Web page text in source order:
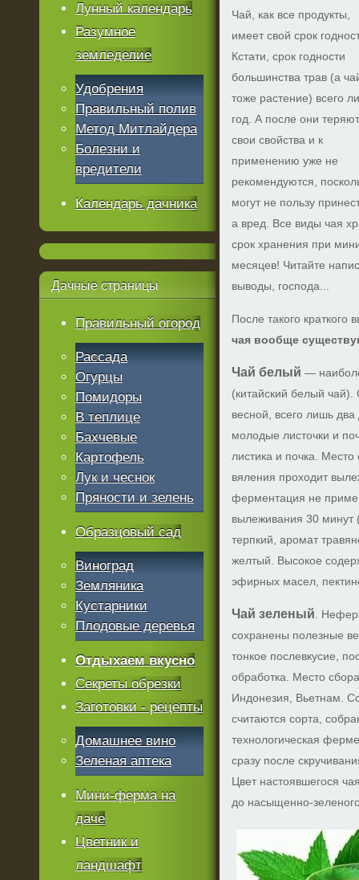
Чай, как все продукты,
имеет свой срок
Кстати, срок годности
большинства трав (а
тоже растение) всего
год. А после они теряют
свои свойства и к
применению уже не
рекомендуются,
могут не пользу
а вред. Все виды чая
срок хранения при
месяцев! Читайте
выводы, господа...
После такого
чая вообще
Чай белый —
(китайский белый
весной, всего лишь
молодые листочки и
листика и почка.
вяления проходит
ферментация не
вылеживания 30 минут
терпкий, аромат
желтый. Высокое
эфирных масел,
Чай зеленый .
сохранены полезные
тонкое послевкусие,
обработка. Место
Индонезия, Вьетнам.
считаются сорта,
технологическая
сразу после
Цвет настоявшегося
до насыщенно-
Лунный календарь
Разумное
земледелие
Удобрения
Правильный полив
Метод Митлайдера
Болезни и
вредители
Календарь дачника
Дачные страницы
Правильный огород
Рассада
Огурцы
Помидоры
В теплице
Бахчевые
Картофель
Лук и чеснок
Пряности и зелень
Образцовый сад
Виноград
Земляника
Кустарники
Плодовые деревья
Отдыхаем вкусно
Секреты обрезки
Заготовки - рецепты
Домашнее вино
Зеленая аптека
Мини-ферма на
даче
Цветник и
ландшафт